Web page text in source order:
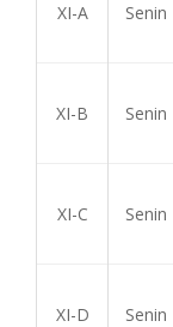
XI-A Senin
XI-B Senin
XI-C Senin
XI-D Senin